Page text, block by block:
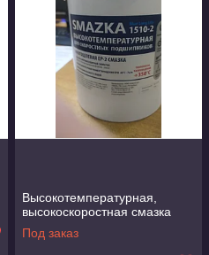
Высокотемпературная,
высокоскоростная смазка
Под заказ